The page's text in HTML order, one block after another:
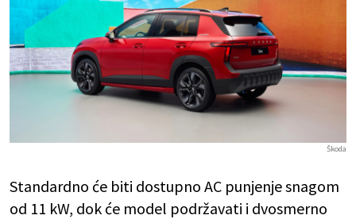
Škoda
Standardno će biti dostupno AC punjenje snagom
od 11 kW, dok će model podržavati i dvosmerno